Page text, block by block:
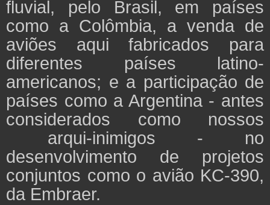
fluvial, pelo Brasil, em países
como a Colômbia, a venda de
aviões aqui fabricados para
diferentes países latino-
americanos; e a participação de
países como a Argentina - antes
considerados como nossos
arqui-inimigos - no
desenvolvimento de projetos
conjuntos como o avião KC-390,
da Embraer.